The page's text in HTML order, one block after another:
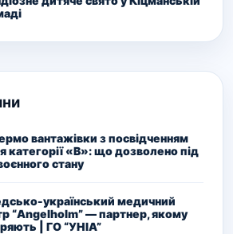
вантажівки з посвідченням
категорії «В»: що дозволено під
стану
український медичний
“Angelholm” — партнер, якому
| ГО “УНІА”